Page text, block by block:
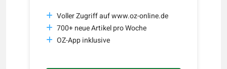
Voller Zugriff auf www.oz-online.de
700+ neue Artikel pro Woche
OZ-App inklusive